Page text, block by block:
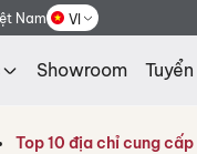
Nam VI
Showroom
Top 10 địa chỉ cung